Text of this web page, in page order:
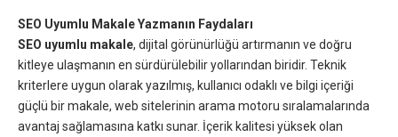
SEO Uyumlu Makale Yazmanın Faydaları
SEO uyumlu makale, dijital görünürlüğü artırmanın ve doğru
kitleye ulaşmanın en sürdürülebilir yollarından biridir. Teknik
kriterlere uygun olarak yazılmış, kullanıcı odaklı ve bilgi içeriği
güçlü bir makale, web sitelerinin arama motoru sıralamalarında
avantaj sağlamasına katkı sunar. İçerik kalitesi yüksek olan